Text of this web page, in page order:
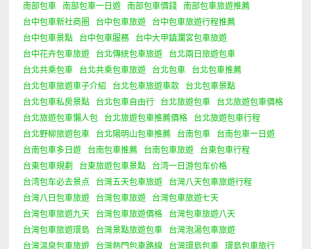
南部包車
南部包車一日遊 南部包車價錢
南部包車旅遊推薦
台中包車新社商圈
台中包車旅遊
台中包車旅遊行程推薦
台中包車景點
台中包車服務
台中大甲鎮瀾宮包車旅遊
台中花卉包車旅遊
台北傳統包車旅遊
台北兩日旅遊包車
台北共乘包車
台北共乘包車旅遊 台北包車
台北包車推薦
台北包車旅遊車子介紹
台北包車旅遊車款
台北包車景點
台北包車私房景點
台北包車自由行 台北旅遊包車
台北旅遊包車價格
台北旅遊包車懶人包
台北旅遊包車推薦價格
台北旅遊包車行程
台北野柳旅遊包車
台北陽明山包車推薦 台南包車
台南包車一日遊
台南包車多日遊
台南包車推薦 台南包車旅遊
台東包車行程
台東包車規劃
台東旅遊包車景點
台湾一日游包车价格
台湾包车必去景点
台灣五天包車旅遊
台灣八天包車旅遊行程
台灣八日包車旅遊
台灣包車旅遊
台灣包車旅遊七天
台灣包車旅遊九天
台灣包車旅遊價格
台灣包車旅遊八天
台灣包車旅遊環島
台灣景點旅遊包車
台灣泡湯包車旅遊
台灣溫泉包車旅遊
台灣熱門包車路線 台灣環島包車
環島包車旅行